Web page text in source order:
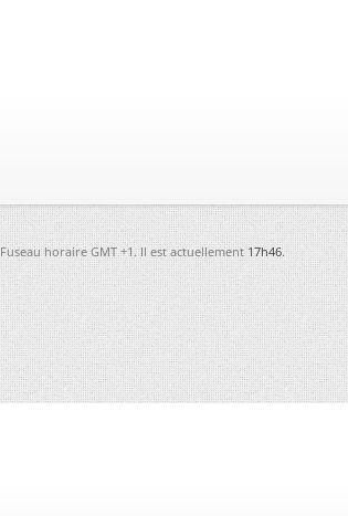
Fuseau horaire GMT +1. Il est actuellement17h46.